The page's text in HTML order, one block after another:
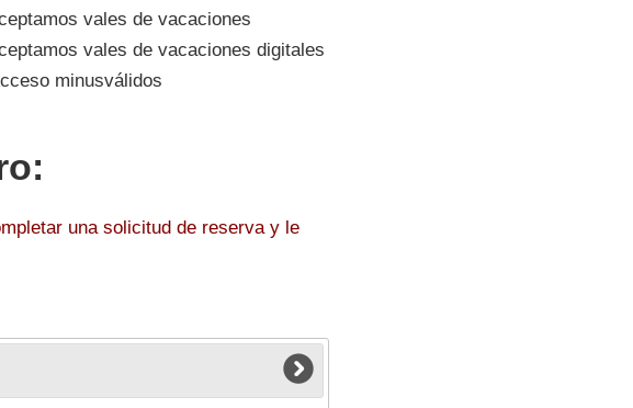
vales de vacaciones
vales de vacaciones digitales
minusválidos
una solicitud de reserva y le